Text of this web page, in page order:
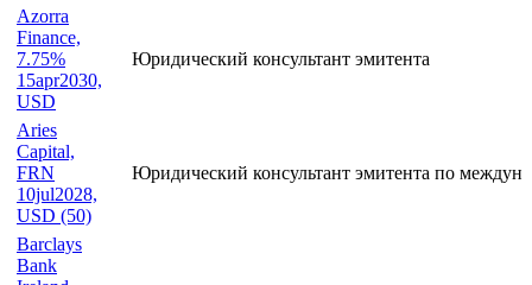
Azorra
Finance,
7.75%
15apr2030,
USD
Юридический консультант эмитента
Aries
Capital,
FRN
10jul2028,
USD (50)
Юридический консультант эмитента по
Barclays
Bank